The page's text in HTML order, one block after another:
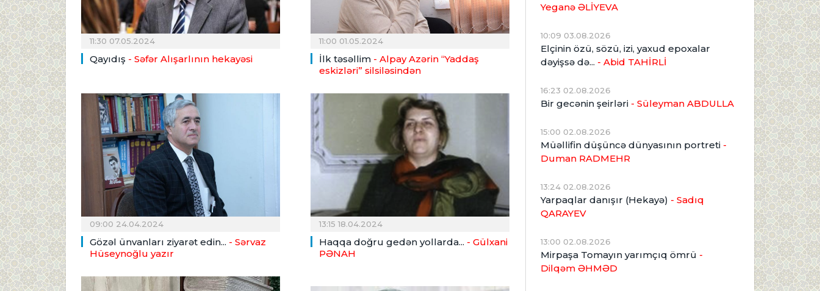
11:30 07.05.2024
Qayıdış - Səfər Alışarlının hekayəsi
11:00 01.05.2024
İlk təsəllim - Alpay Azərin “Yaddaş
eskizləri” silsiləsindən
09:00 24.04.2024
Gözəl ünvanları ziyarət edin... - Sərvaz
Hüseynoğlu yazır
13:15 18.04.2024
Haqqa doğru gedən yollarda... - Gülxani
PƏNAH
Yeganə ƏLİYEVA
10:09 03.08.2026
Elçinin özü, sözü, izi, yaxud epoxalar
dəyişsə də... - Abid TAHİRLİ
16:23 02.08.2026
Bir gecənin şeirləri - Süleyman ABDULLA
15:00 02.08.2026
Müəllifin düşüncə dünyasının portreti -
Duman RADMEHR
13:24 02.08.2026
Yarpaqlar danışır (Hekayə) - Sadıq
QARAYEV
13:00 02.08.2026
Mirpaşa Tomayın yarımçıq ömrü -
Dilqəm ƏHMƏD